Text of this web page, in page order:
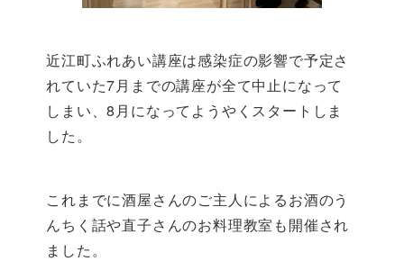
近江町ふれあい講座は感染症の影響で予定さ
れていた7月までの講座が全て中止になって
しまい、8月になってようやくスタートしま
した。
これまでに酒屋さんのご主人によるお酒のう
んちく話や直子さんのお料理教室も開催され
ました。